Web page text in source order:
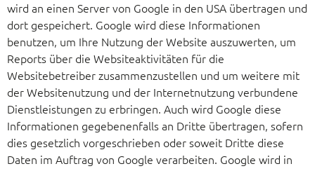
wird an einen Server von Google in den USA übertragen und
dort gespeichert. Google wird diese Informationen
benutzen, um Ihre Nutzung der Website auszuwerten, um
Reports über die Websiteaktivitäten für die
Websitebetreiber zusammenzustellen und um weitere mit
der Websitenutzung und der Internetnutzung verbundene
Dienstleistungen zu erbringen. Auch wird Google diese
Informationen gegebenenfalls an Dritte übertragen, sofern
dies gesetzlich vorgeschrieben oder soweit Dritte diese
Daten im Auftrag von Google verarbeiten. Google wird in